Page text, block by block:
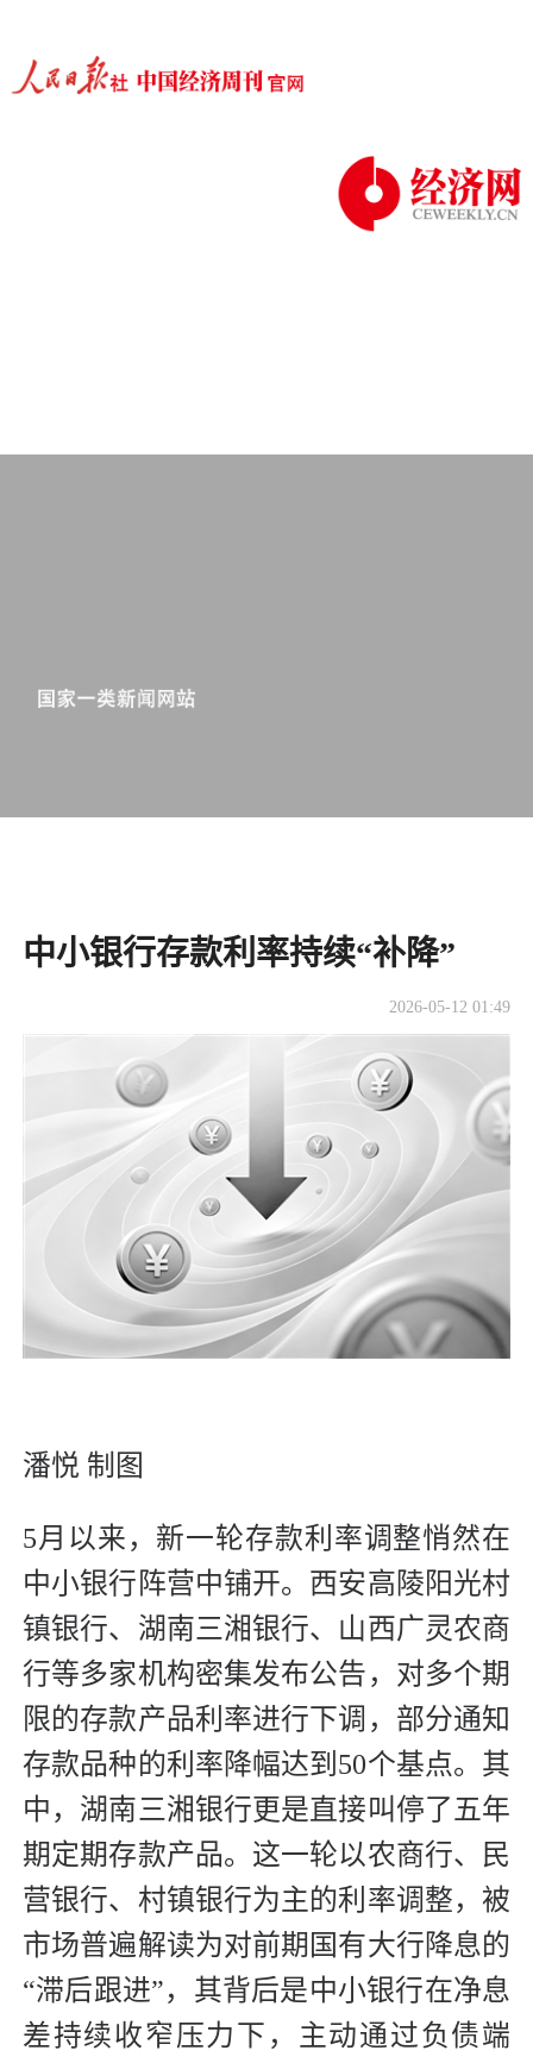
中小银行存款利率持续“补降”
2026-05-12 01:49
潘悦 制图
5月以来，新一轮存款利率调整悄然在
中小银行阵营中铺开。西安高陵阳光村
镇银行、湖南三湘银行、山西广灵农商
行等多家机构密集发布公告，对多个期
限的存款产品利率进行下调，部分通知
存款品种的利率降幅达到50个基点。其
中，湖南三湘银行更是直接叫停了五年
期定期存款产品。这一轮以农商行、民
营银行、村镇银行为主的利率调整，被
市场普遍解读为对前期国有大行降息的
“滞后跟进”，其背后是中小银行在净息
差持续收窄压力下，主动通过负债端